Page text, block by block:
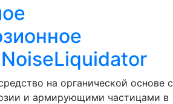
на органической основе с
и армирующими частицами в